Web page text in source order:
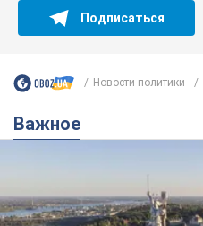
Подписаться
Новости политики
Важное